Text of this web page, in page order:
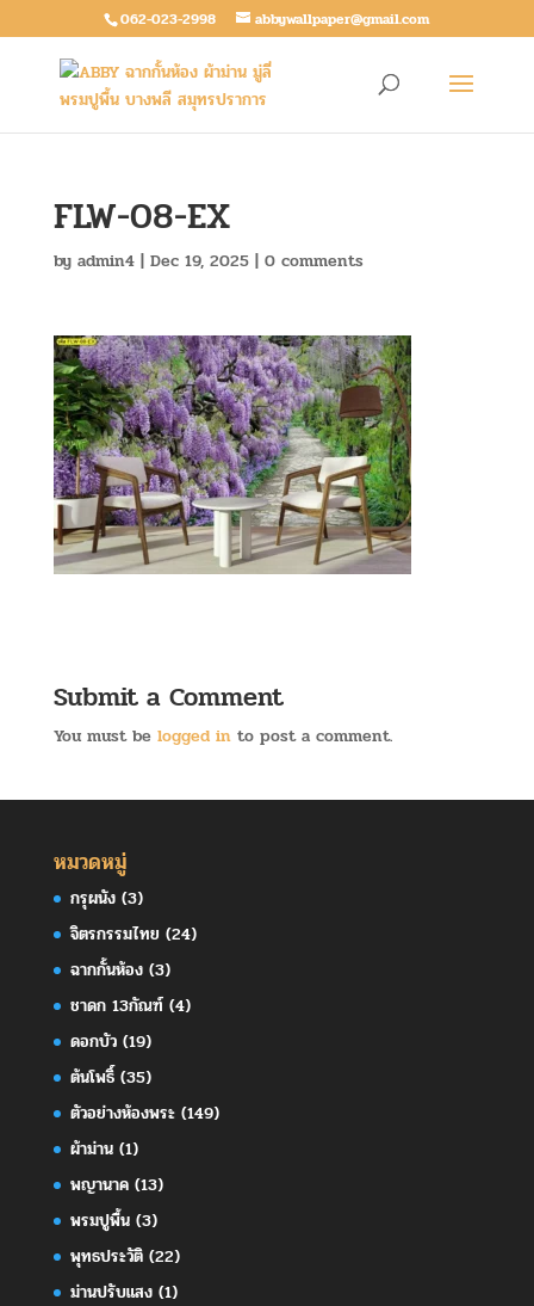
062-023-2998 abbywallpaper@gmail.com
FLW-08-EX
by admin4| Dec 19, 2025| 0 comments
Submit a Comment
You must be logged into post a comment.
หมวดหมู่
กรุผนัง(3)
จิตรกรรมไทย (24)
ฉากกั้นห้อง(3)
ชาดก 13กัณฑ์(4)
ดอกบัว(19)
ต้นโพธิ์(35)
ตัวอย่างห้องพระ(149)
ผ้าม่าน(1)
พญานาค(13)
พรมปูพื้น(3)
พุทธประวัติ(22)
ม่านปรับแสง(1)